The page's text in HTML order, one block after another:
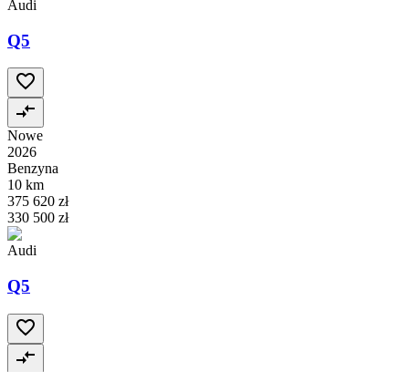
Audi
Q5
Nowe
2026
Benzyna
10 km
375 620 zł
330 500 zł
Audi
Q5